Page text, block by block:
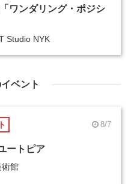
ワンダリング・ポジシ
Studio NYK
ベント
8/7
ートピア
館